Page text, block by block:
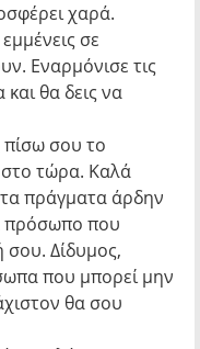
χαρά.
σε
Εναρμόνισε τις
θα δεις να
πίσω σου το
τώρα. Καλά
τα πράγματα άρδην
πρόσωπο που
σου. Δίδυμος,
που μπορεί μην
θα σου